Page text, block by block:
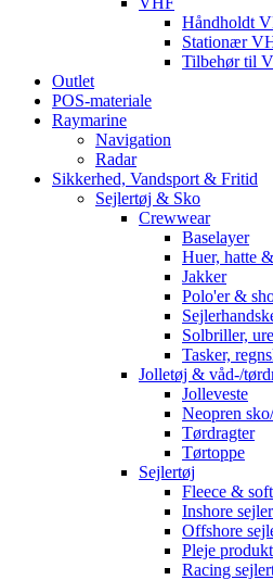
Håndholdt
Stationær
Tilbehør til
Outlet
POS-materiale
Raymarine
Navigation
Radar
Sikkerhed, Vandsport & Fritid
Sejlertøj & Sko
Crewwear
Baselayer
Huer, hatte
Jakker
Polo'er &
Solbriller,
Tasker,
Jolletøj & våd-/
Jolleveste
Neopren
Tørdragter
Tørtoppe
Sejlertøj
Fleece &
Inshore
Offshore
Pleje
Racing